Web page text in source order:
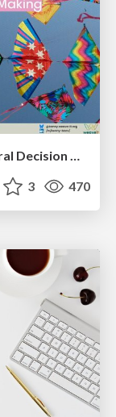
Technical Leadership for Architectural Decision Making
3 470